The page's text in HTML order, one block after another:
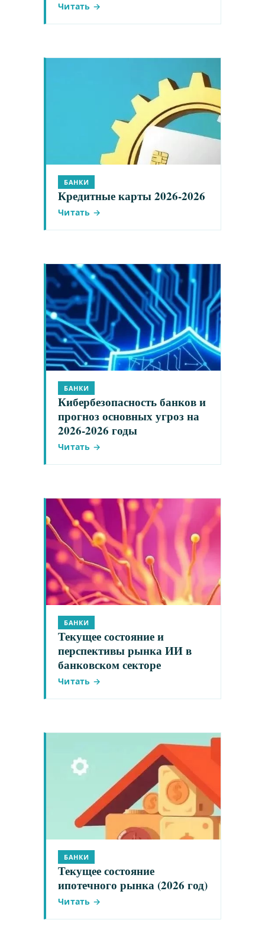
Читать →
БАНКИ
Кредитные карты 2026-2026
Читать →
БАНКИ
Кибербезопасность банков и
прогноз основных угроз на
2026-2026 годы
Читать →
БАНКИ
Текущее состояние и
перспективы рынка ИИ в
банковском секторе
Читать →
БАНКИ
Текущее состояние
ипотечного рынка (2026 год)
Читать →